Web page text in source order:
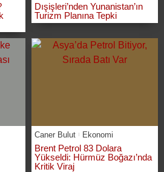
Dışişleri’nden Yunanistan’ın
Turizm Planına Tepki
Caner Bulut Ekonomi
Brent Petrol 83 Dolara
Yükseldi: Hürmüz Boğazı’nda
Kritik Viraj